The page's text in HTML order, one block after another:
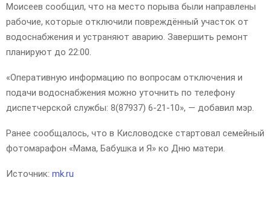
Моисеев сообщил, что на место порыва были направлены
рабочие, которые отключили повреждённый участок от
водоснабжения и устраняют аварию. Завершить ремонт
планируют до 22:00.
«Оперативную информацию по вопросам отключения и
подачи водоснабжения можно уточнить по телефону
диспетчерской службы: 8(87937) 6-21-10», — добавил мэр.
Ранее сообщалось, что в Кисловодске стартовал семейный
фотомарафон «Мама, Бабушка и Я» ко Дню матери.
Источник: mk.ru